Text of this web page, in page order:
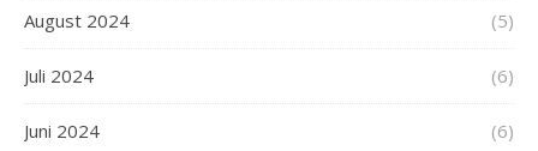
August 2024 (5)
Juli 2024 (6)
Juni 2024 (6)